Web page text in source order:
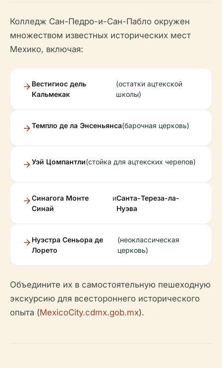
Колледж Сан-Педро-и-Сан-Пабло окружен
множеством известных исторических мест
Мехико, включая:
Вестигиос дель
Кальмекак
(остатки ацтекской
школы)
Темпло де ла Энсеньянса(барочная церковь)
Уэй Цомпантли(стойка для ацтекских черепов)
Синагога Монте
Синай
иСанта-Тереза-ла-
Нуэва
Нуэстра Сеньора де
Лорето
(неоклассическая
церковь)
Объедините их в самостоятельную пешеходную
экскурсию для всестороннего исторического
опыта (MexicoCity.cdmx.gob.mx).